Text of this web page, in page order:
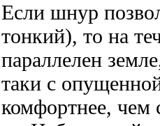
Если шнур
тонкий), то на
параллелен
таки с
комфортнее, чем